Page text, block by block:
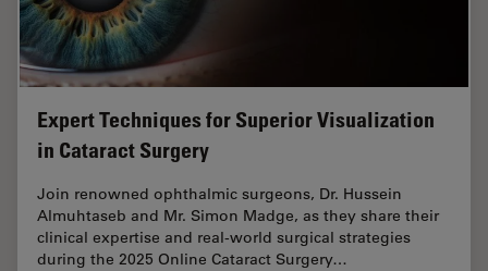
Expert Techniques for Superior Visualization
in Cataract Surgery
Join renowned ophthalmic surgeons, Dr. Hussein
Almuhtaseb and Mr. Simon Madge, as they share their
clinical expertise and real-world surgical strategies
during the 2025 Online Cataract Surgery…